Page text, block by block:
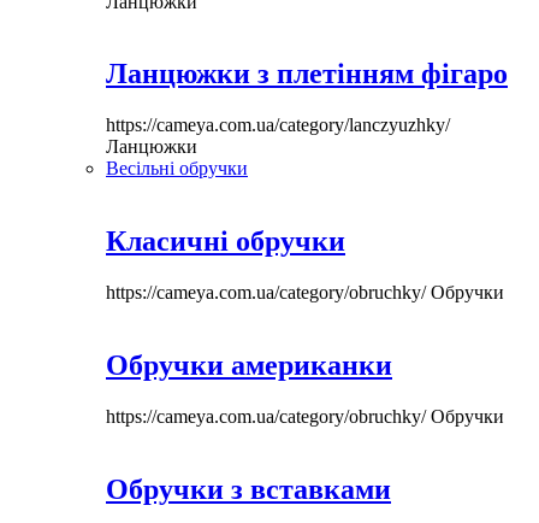
Ланцюжки з плетінням фігаро
https://cameya.com.ua/category/lanczyuzhky/
Ланцюжки
Весільні обручки
Класичні обручки
https://cameya.com.ua/category/obruchky/Обручки
Обручки американки
https://cameya.com.ua/category/obruchky/Обручки
Обручки з вставками